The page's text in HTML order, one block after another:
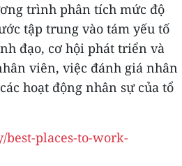
trình phân tích mức độ
tập trung vào tám yếu tố
đạo, cơ hội phát triển và
viên, việc đánh giá nhân
hoạt động nhân sự của tổ
places-to-work-